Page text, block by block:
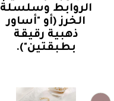
الروابط وسلسلة
الخرز (أو "أساور
ذهبية رقيقة
بطبقتين").